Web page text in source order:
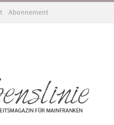
Abonnement